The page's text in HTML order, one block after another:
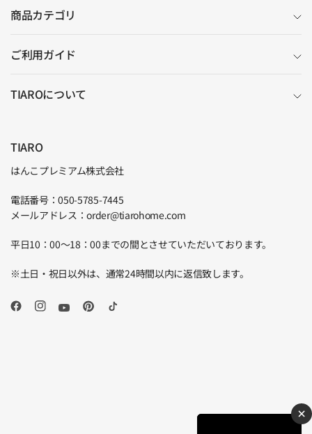
商品カテゴリ
ご利用ガイド
TIAROについて
TIARO
はんこプレミアム株式会社
電話番号：050-5785-7445
メールアドレス：order@tiarohome.com
平日10：00～18：00までの間とさせていただいております。
※土日・祝日以外は、通常24時間以内に返信致します。
×